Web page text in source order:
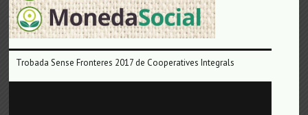
Trobada Sense Fronteres 2017 de Cooperatives Integrals